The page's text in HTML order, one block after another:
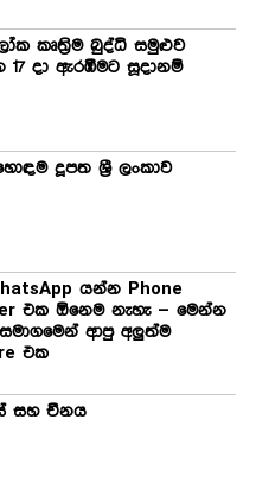
කෘත්‍රිම බුද්ධි සමුළුව
17 දා ඇරඹීමට සූදානම්
දූපත ශ්‍රී ලංකාව
යන්න Phone
එක ඕනෙම නැහැ – මෙන්න
ආපු අලුත්ම
එක
සහ චීනය